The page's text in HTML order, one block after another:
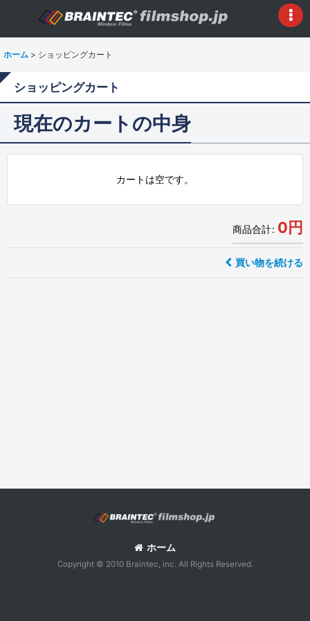
ホーム > ショッピングカート
ショッピングカート
現在のカートの中身
カートは空です。
商品合計: 0円
買い物を続ける
ホーム
Copyright © 2010 Braintec, inc. All Rights Reserved.